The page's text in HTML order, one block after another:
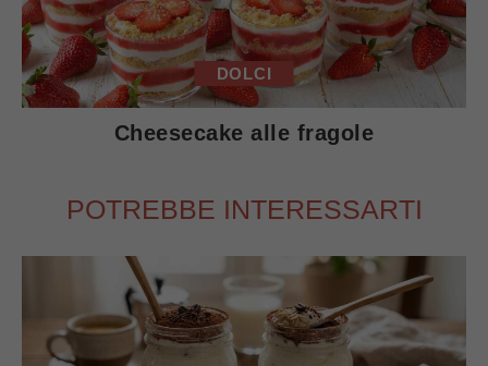
DOLCI
Cheesecake alle fragole
POTREBBE INTERESSARTI